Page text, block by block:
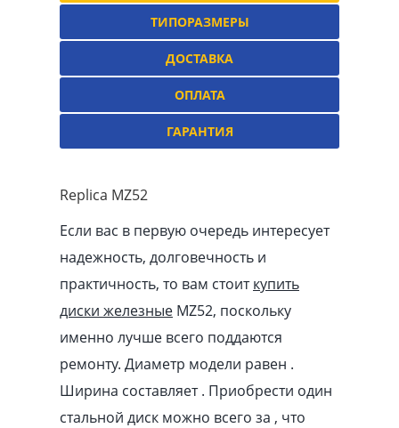
ТИПОРАЗМЕРЫ
ДОСТАВКА
ОПЛАТА
ГАРАНТИЯ
Replica MZ52
Если вас в первую очередь интересует
надежность, долговечность и
практичность, то вам стоиткупить
диски железные MZ52, поскольку
именно лучше всего поддаются
ремонту. Диаметр модели равен .
Ширина составляет . Приобрести один
стальной диск можно всего за , что